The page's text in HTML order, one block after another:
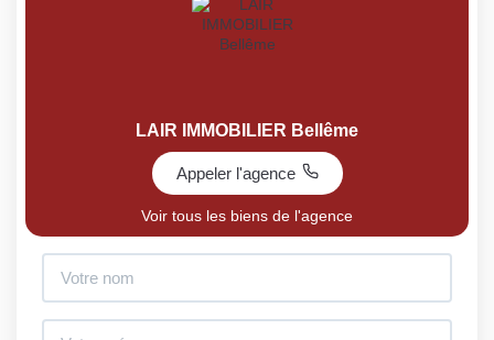
LAIR IMMOBILIER Bellême
Appeler l'agence
Voir tous les biens de l'agence